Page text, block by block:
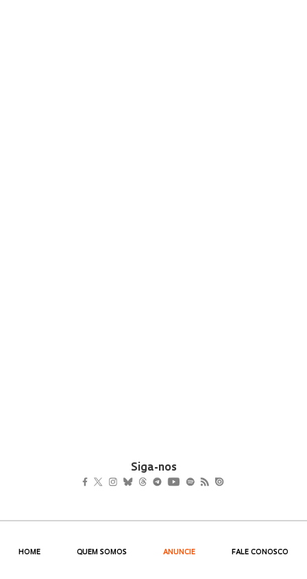
Siga-nos
HOME QUEM SOMOS ANUNCIE FALE CONOSCO